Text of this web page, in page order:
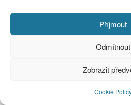
Příjmout
Odmítnout
Zobrazit
Cookie